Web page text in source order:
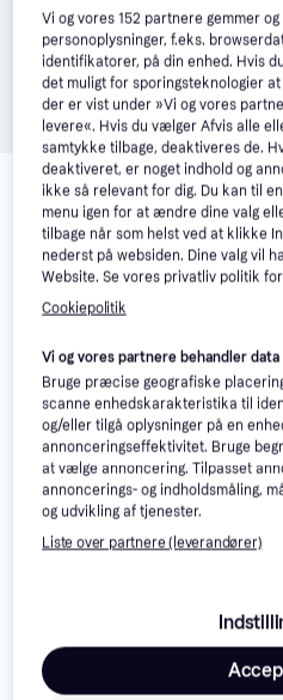
Relaterede
Se vores forslag til andre
interesser. Vis alle
Trixie Capri Transport
Læs om produktet
Vi og vores152 partnere gemmer
personoplysninger, f.eks.
identifikatorer, på din enhed. Hvis
det muligt for sporingsteknologier
der er vist under »Vi og vores
levere«. Hvis du vælger Afvis alle
samtykke tilbage, deaktiveres de.
deaktiveret, er noget indhold og
ikke så relevant for dig. Du kan til
menu igen for at ændre dine valg
tilbage når som helst ved at klikke
nederst på websiden. Dine valg vil
Website. Se vores privatliv politik
Cookiepolitik
Vi og vores partnere behandler
Bruge præcise geografiske
scanne enhedskarakteristika til
og/eller tilgå oplysninger på en
annonceringseffektivitet. Bruge
at vælge annoncering. Tilpasset
annoncerings- og indholdsmåling,
og udvikling af tjenester.
Liste over partnere (leverandører)